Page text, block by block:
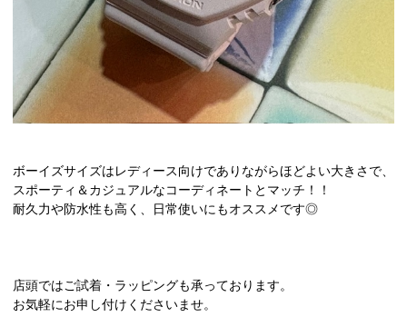
ボーイズサイズはレディース向けでありながらほどよい大きさで、
スポーティ＆カジュアルなコーディネートとマッチ！！
耐久力や防水性も高く、日常使いにもオススメです◎
店頭ではご試着・ラッピングも承っております。
お気軽にお申し付けくださいませ。